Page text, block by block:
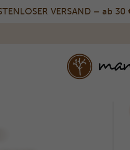
VERSAND – ab 30